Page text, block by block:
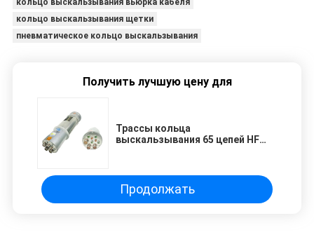
кольцо выскальзывания вьюрка кабеля
кольцо выскальзывания щетки
пневматическое кольцо выскальзывания
Получить лучшую цену для
Трассы кольца
выскальзывания 65 цепей HF
Продолжать